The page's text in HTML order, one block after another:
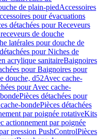
de plain-piedAccessoires
pour évacuations
détachées pour Receveurs
de douche
latérales pour douche de
pour Niches de
acrylique sanitaireBaignoires
pour Baignoires pour
douche, d52Avec cache-
pour Avec cache-
Pièces détachées pour
bondePièces détachées
par poignée rotativeKits
actionnement par poignée
pression PushControlPièces